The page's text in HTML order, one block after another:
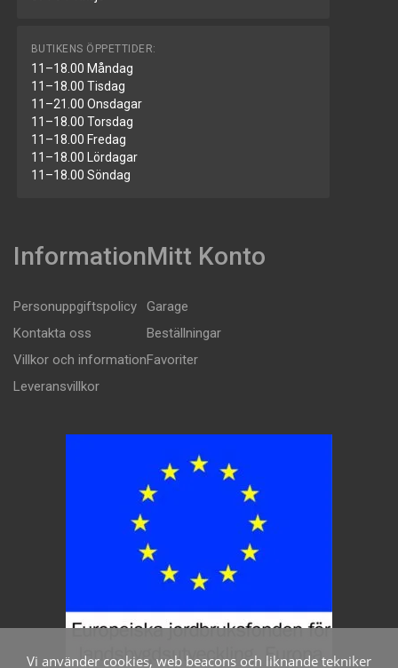
BUTIKENS ÖPPETTIDER:
11–18.00 Måndag
11–18.00 Tisdag
11–21.00 Onsdagar
11–18.00 Torsdag
11–18.00 Fredag
11–18.00 Lördagar
11–18.00 Söndag
Information
Personuppgiftspolicy
Kontakta oss
Villkor och information
Leveransvillkor
Mitt Konto
Garage
Beställningar
Favoriter
Vi använder cookies, web beacons och liknande tekniker